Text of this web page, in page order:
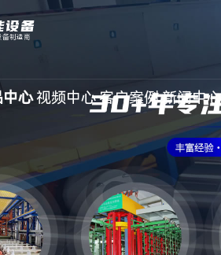
设备
备制造商
中心视频中心客户案例新闻中心